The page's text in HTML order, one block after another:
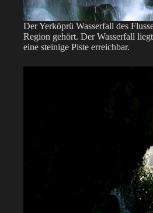
Der Yerköprü Wasserfall des
Region gehört. Der Wasserfall
eine steinige Piste erreichbar.